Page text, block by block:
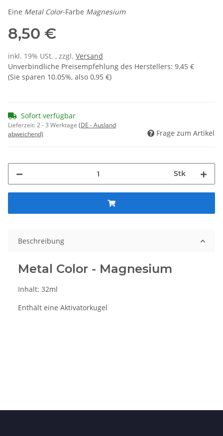
Eine Metal Color-Farbe Magnesium
8,50 €
inkl. 19% USt. , zzgl. Versand
Unverbindliche Preisempfehlung des Herstellers: 9,45 €
(Sie sparen 10.05%, also 0,95 €)
Sofort verfügbar
Lieferzeit:2 - 3 Werktage (DE - Ausland
abweichend)
Frage zum Artikel
Stk
Beschreibung
Metal Color - Magnesium
Inhalt: 32ml
Enthält eine Aktivatorkugel